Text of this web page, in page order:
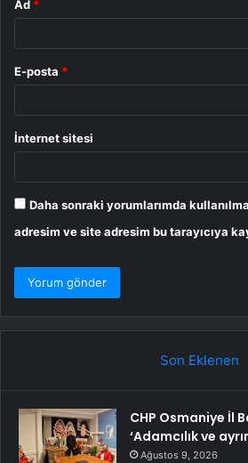
Ad *
E-posta *
İnternet sitesi
Daha sonraki yorumlarımda
adresim ve site adresim bu tarayıcıya
Son Eklenen
CHP Osmaniye İl
‘Adamcılık ve
Ağustos 9, 2026